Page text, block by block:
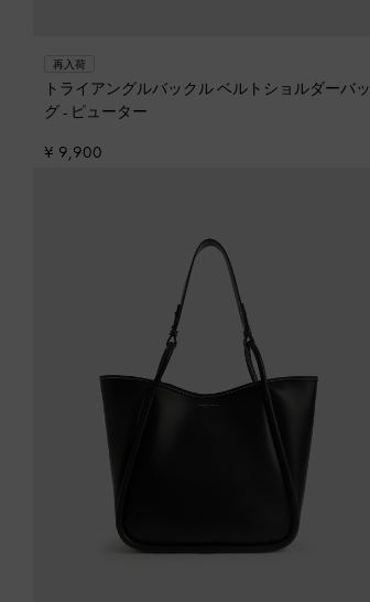
再入荷
トライアングルバックル ベルトショルダーバッ
グ - ピューター
¥ 9,900